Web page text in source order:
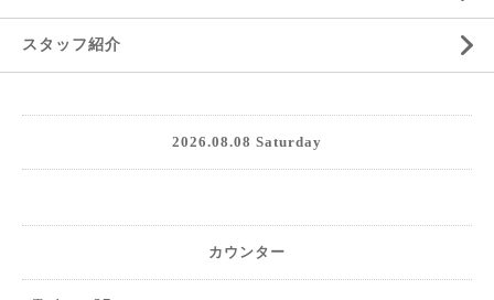
スタッフ紹介
2026.08.08 Saturday
カウンター